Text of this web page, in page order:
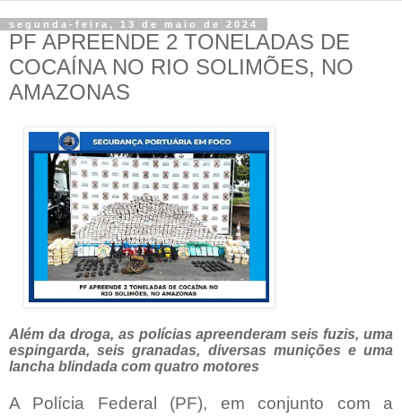
segunda-feira, 13 de maio de 2024
PF APREENDE 2 TONELADAS DE
COCAÍNA NO RIO SOLIMÕES, NO
AMAZONAS
Além da droga, as polícias apreenderam seis fuzis, uma
espingarda, seis granadas, diversas munições e uma
lancha blindada com quatro motores
A Polícia Federal (PF), em conjunto com a